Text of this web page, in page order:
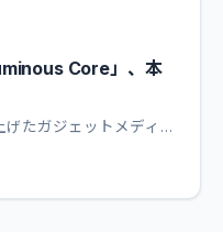
Core」、本
げたガジェットメディ…